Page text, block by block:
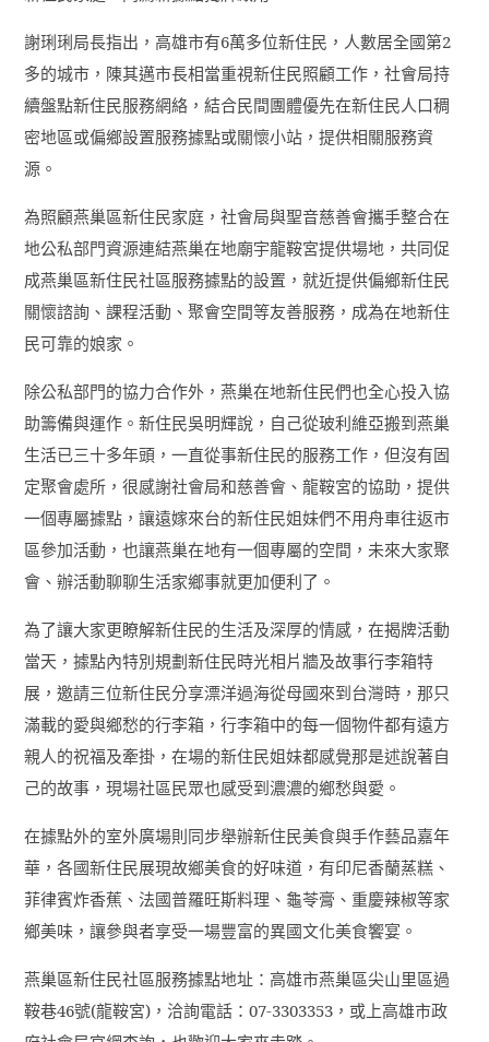
謝琍琍局長指出，高雄市有6萬多位新住民，人數居全國第2
多的城市，陳其邁市長相當重視新住民照顧工作，社會局持
續盤點新住民服務網絡，結合民間團體優先在新住民人口稠
密地區或偏鄉設置服務據點或關懷小站，提供相關服務資
源。
為照顧燕巢區新住民家庭，社會局與聖音慈善會攜手整合在
地公私部門資源連結燕巢在地廟宇龍鞍宮提供場地，共同促
成燕巢區新住民社區服務據點的設置，就近提供偏鄉新住民
關懷諮詢、課程活動、聚會空間等友善服務，成為在地新住
民可靠的娘家。
除公私部門的協力合作外，燕巢在地新住民們也全心投入協
助籌備與運作。新住民吳明輝說，自己從玻利維亞搬到燕巢
生活已三十多年頭，一直從事新住民的服務工作，但沒有固
定聚會處所，很感謝社會局和慈善會、龍鞍宮的協助，提供
一個專屬據點，讓遠嫁來台的新住民姐妹們不用舟車往返市
區參加活動，也讓燕巢在地有一個專屬的空間，未來大家聚
會、辦活動聊聊生活家鄉事就更加便利了。
為了讓大家更瞭解新住民的生活及深厚的情感，在揭牌活動
當天，據點內特別規劃新住民時光相片牆及故事行李箱特
展，邀請三位新住民分享漂洋過海從母國來到台灣時，那只
滿載的愛與鄉愁的行李箱，行李箱中的每一個物件都有遠方
親人的祝福及牽掛，在場的新住民姐妹都感覺那是述說著自
己的故事，現場社區民眾也感受到濃濃的鄉愁與愛。
在據點外的室外廣場則同步舉辦新住民美食與手作藝品嘉年
華，各國新住民展現故鄉美食的好味道，有印尼香蘭蒸糕、
菲律賓炸香蕉、法國普羅旺斯料理、龜苓膏、重慶辣椒等家
鄉美味，讓參與者享受一場豐富的異國文化美食饗宴。
燕巢區新住民社區服務據點地址：高雄市燕巢區尖山里區過
鞍巷46號(龍鞍宮) ，洽詢電話：07-3303353 ，或上高雄市政